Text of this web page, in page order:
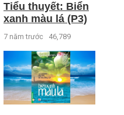
Tiểu thuyết: Biển
xanh màu lá (P3)
7 năm trước 46,789